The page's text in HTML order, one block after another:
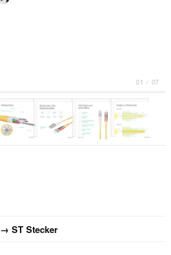
01 / 07
→ ST Stecker